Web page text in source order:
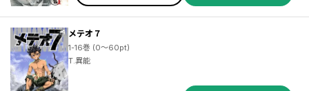
メテオ７
1-16巻 (0～60pt)
T.異能